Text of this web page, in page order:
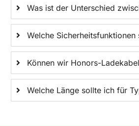
Was ist der Unterschied
Welche
Können wir Honors-
Welche Länge sollte ich für